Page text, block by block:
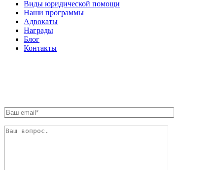
Виды юридической помощи
Наши программы
Адвокаты
Награды
Блог
Контакты